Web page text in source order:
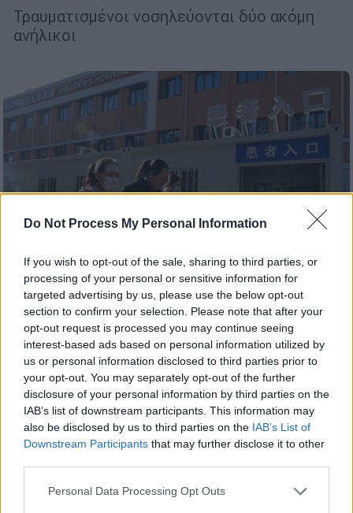
Do Not Process My Personal Information
If you wish to opt-out of the sale, sharing to third parties, or
processing of your personal or sensitive information for
targeted advertising by us, please use the below opt-out
section to confirm your selection. Please note that after your
opt-out request is processed you may continue seeing
interest-based ads based on personal information utilized by
us or personal information disclosed to third parties prior to
your opt-out. You may separately opt-out of the further
disclosure of your personal information by third parties on the
IAB’s list of downstream participants. This information may
also be disclosed by us to third parties on the IAB’s List of
Downstream Participants that may further disclose it to other
Please note that this website/app uses one or more Google
Personal Data Processing Opt Outs
Τραυματισμένοι νοσηλεύονται δύο ακόμη
ανήλικοι
Κόσμος 22.01.2025 23:15
Κορονοϊός: Πέντε χρόνια μετά την
πανδημία, η κινεζική Ουχάν έχει γυρίσει
σελίδα
Η εικόνα του σήμερα